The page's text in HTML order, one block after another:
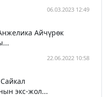
06.03.2023 12:49
Айчүрөк
22.06.2022 10:58
экс-жол...